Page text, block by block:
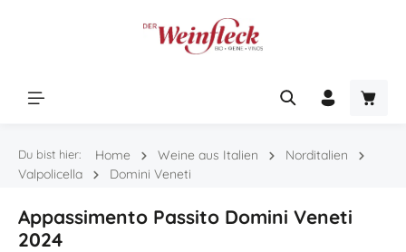
Du bist hier: Home Weine aus Italien
Norditalien
Valpolicella
Domini Veneti
Appassimento Passito Domini Veneti
2024